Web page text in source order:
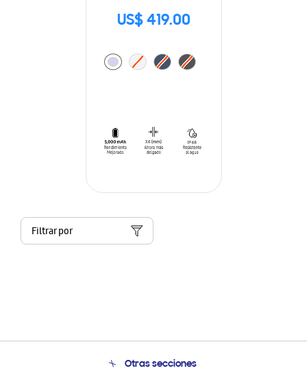
US$ 419.00
Filtrar por
Otras secciones